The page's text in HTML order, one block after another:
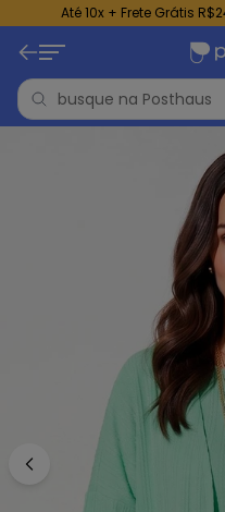
Até 10x + Frete Grátis